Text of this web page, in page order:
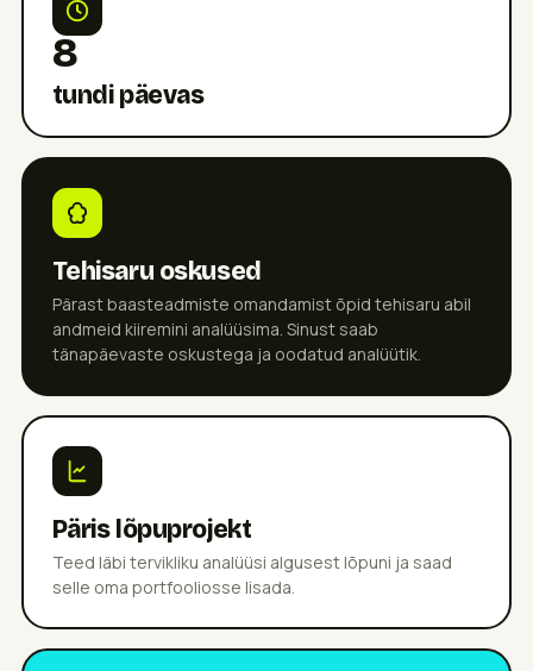
8
tundi päevas
Tehisaru oskused
Pärast baasteadmiste omandamist õpid tehisaru abil
andmeid kiiremini analüüsima. Sinust saab
tänapäevaste oskustega ja oodatud analüütik.
Päris lõpuprojekt
Teed läbi tervikliku analüüsi algusest lõpuni ja saad
selle oma portfooliosse lisada.